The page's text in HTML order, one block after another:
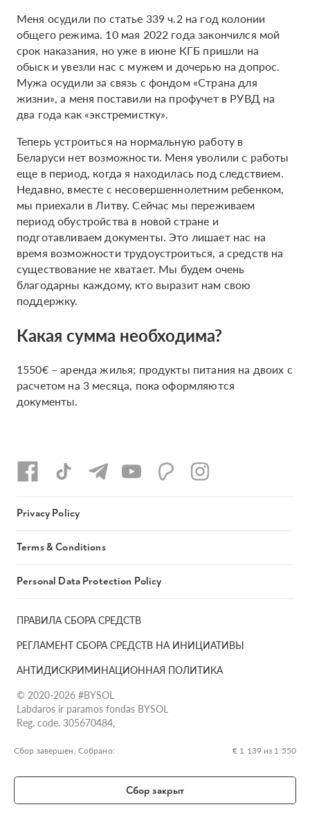
Меня осудили по статье 339 ч.2 на год колонии
общего режима. 10 мая 2022 года закончился мой
срок наказания, но уже в июне КГБ пришли на
обыск и увезли нас с мужем и дочерью на допрос.
Мужа осудили за связь с фондом «Страна для
жизни», а меня поставили на профучет в РУВД на
два года как «экстремистку».
Теперь устроиться на нормальную работу в
Беларуси нет возможности. Меня уволили с работы
еще в период, когда я находилась под следствием.
Недавно, вместе с несовершеннолетним ребенком,
мы приехали в Литву. Сейчас мы переживаем
период обустройства в новой стране и
подготавливаем документы. Это лишает нас на
время возможности трудоустроиться, а средств на
существование не хватает. Мы будем очень
благодарны каждому, кто выразит нам свою
поддержку.
Какая сумма необходима?
1550€ – аренда жилья; продукты питания на двоих с
расчетом на 3 месяца, пока оформляются
документы.
Сбор завершен. Собрано: € 1 139 из 1 550
Сбор закрыт
ПРАВИЛА СБОРА СРЕДСТВ
РЕГЛАМЕНТ СБОРА СРЕДСТВ НА ИНИЦИАТИВЫ
АНТИДИСКРИМИНАЦИОННАЯ ПОЛИТИКА
© 2020-2026 #BYSOL
Labdaros ir paramos fondas BYSOL
Reg. code. 305670484,
g.17-1, LT-13253
SWIFT kodas HABALT22
Privacy Policy
Terms & Conditions
Personal Data Protection Policy